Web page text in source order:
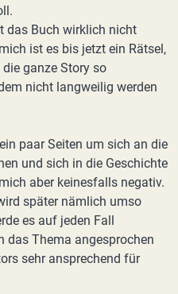
das Buch wirklich nicht
ist es bis jetzt ein Rätsel,
ganze Story so
nicht langweilig werden
paar Seiten um sich an die
und sich in die Geschichte
aber keinesfalls negativ.
später nämlich umso
es auf jeden Fall
das Thema angesprochen
sehr ansprechend für